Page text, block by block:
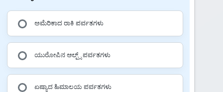
ಅಮೆರಿಕಾದ ರಾಕಿ ಪರ್ವತಗಳು
ಯುರೋಪಿನ ಆಲ್ಪ್ಸ್ ಪರ್ವತಗಳು
ಏಷ್ಯಾದ ಹಿಮಾಲಯ ಪರ್ವತಗಳು